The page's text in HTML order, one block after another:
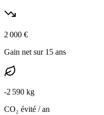
2 000 €
Gain net sur 15 ans
-2 590 kg
CO₂ évité / an